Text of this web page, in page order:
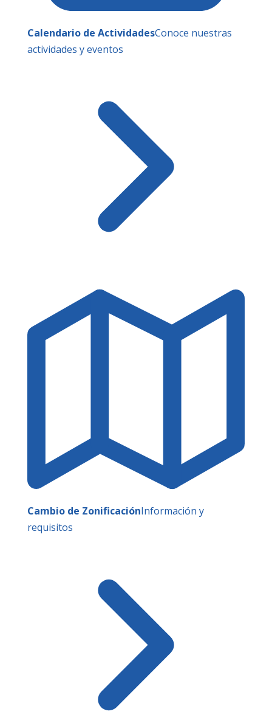
Calendario de ActividadesConoce nuestras
actividades y eventos
Cambio de ZonificaciónInformación y
requisitos